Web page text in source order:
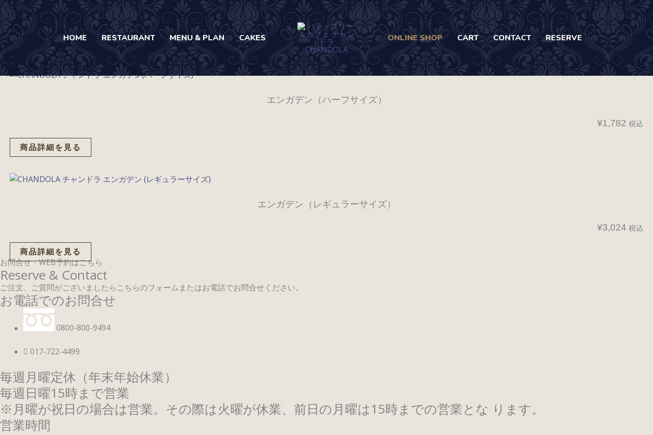
内
容
を
ス
キ
ッ
プ
HOME RESTAURANT MENU & PLAN CAKES ONLINE SHOP CART CONTACT RESERVE
Onlineshop
エンガデン（ハーフサイズ）
¥1,782 税込
商品詳細を見る
エンガデン（レギュラーサイズ）
¥3,024 税込
商品詳細を見る
お問合せ・WEB予約はこちら
Reserve & Contact
ご注文、ご質問がございましたらこちらのフォームまたはお電話でお問合せください。
お電話でのお問合せ
0800-800-9494
017-722-4499
毎週月曜定休（年末年始休業）
毎週日曜15時まで営業
※月曜が祝日の場合は営業。その際は火曜が休業、前日の月曜は15時までの営業とな ります。
営業時間